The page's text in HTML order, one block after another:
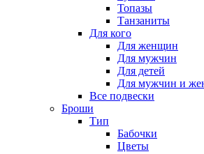
Топазы
Танзаниты
Для кого
Для женщин
Для мужчин
Для детей
Для мужчин и
Все подвески
Броши
Тип
Бабочки
Цветы